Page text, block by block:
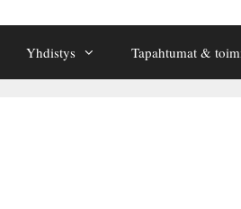
Yhdistys Tapahtumat &